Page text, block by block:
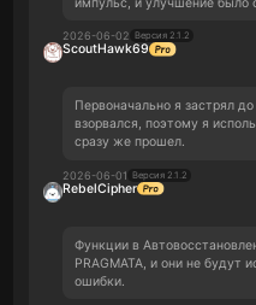
2026-06-02 Версия 2.1.2
ScoutHawk69
Первоначально я застрял
взорвался, поэтому я
сразу же прошел.
2026-06-01 Версия 2.1.2
RebelCipher
Функции в
PRAGMATA, и они не будут
ошибки.